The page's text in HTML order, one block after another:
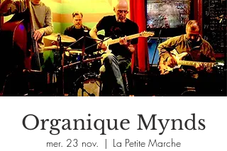
Organique Mynds
mer. 23 nov.
  |
La Petite Marche